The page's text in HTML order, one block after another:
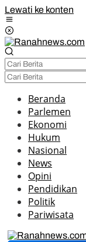
Lewati ke konten
Beranda
Parlemen
Ekonomi
Hukum
Nasional
News
Opini
Pendidikan
Politik
Pariwisata